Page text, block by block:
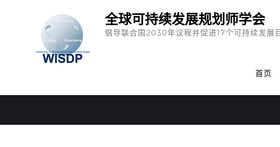
全球可持续发展规划师学会
倡导联合国2030年议程并促进17个可持续发展
首页